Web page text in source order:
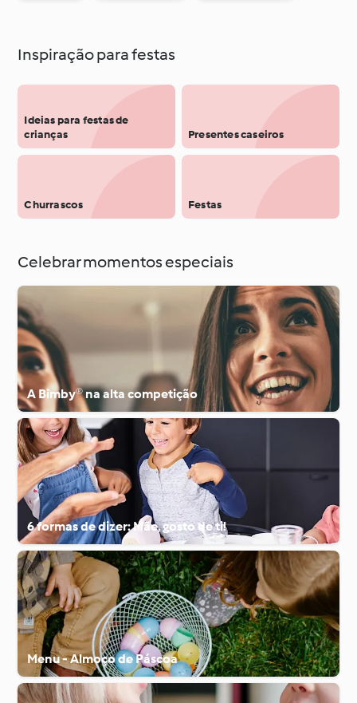
Inspiração para festas
Ideias para festas de
crianças
Presentes caseiros
Churrascos Festas
Celebrar momentos especiais
A Bimby® na alta competição
6 formas de dizer: Mãe, gosto de ti!
Menu - Almoço de Páscoa